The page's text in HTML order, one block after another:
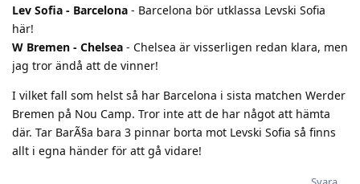
Lev Sofia - Barcelona - Barcelona bör utklassa Levski Sofia
här!
W Bremen - Chelsea - Chelsea är visserligen redan klara, men
jag tror ändå att de vinner!
I vilket fall som helst så har Barcelona i sista matchen Werder
Bremen på Nou Camp. Tror inte att de har något att hämta
där. Tar BarÃ§a bara 3 pinnar borta mot Levski Sofia så finns
allt i egna händer för att gå vidare!